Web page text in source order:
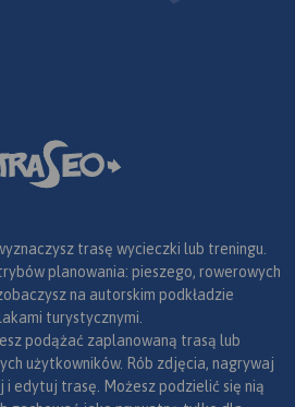
trasę wycieczki lub treningu.
planowania: pieszego, rowerowych
na autorskim podkładzie
turystycznymi.
podążać zaplanowaną trasą lub
użytkowników. Rób zdjęcia, nagrywaj
i edytuj trasę. Możesz podzielić się nią